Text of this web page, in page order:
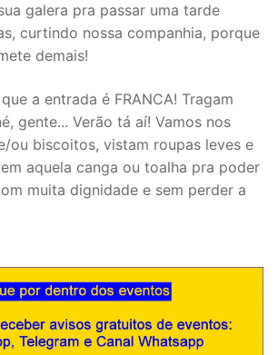
galera pra passar uma tarde
curtindo nossa companhia, porque
demais!
a entrada é FRANCA! Tragam
gente... Verão tá aí! Vamos nos
ou biscoitos, vistam roupas leves e
aquela canga ou toalha pra poder
muita dignidade e sem perder a